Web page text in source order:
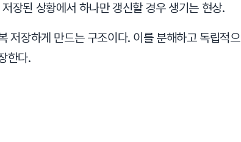
장된 상황에서 하나만 갱신할 경우 생기는 현상.
저장하게 만드는 구조이다. 이를 분해하고 독립적
한다.